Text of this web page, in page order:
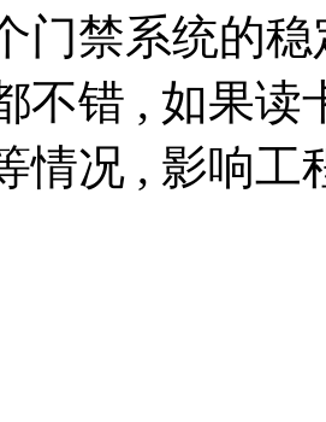
门禁系统的
不错 , 如果读
情况 , 影响工